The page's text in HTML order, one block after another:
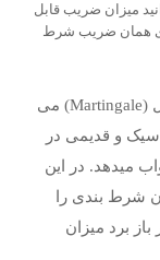
میزان ضریب قابل
همان ضریب شرط
یکی دیگر از روش ها استفاده از روش مارتینگل (Martingale) می
و قدیمی در
میدهد. در این
شرط بندی را
برد میزان